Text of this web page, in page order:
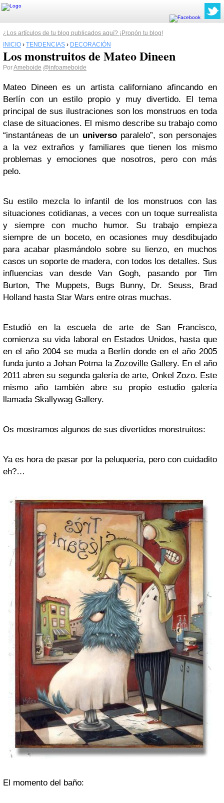
¿Los artículos de tu blog publicados aquí? ¡Propón tu blog!
INICIO › TENDENCIAS › DECORACIÓN
Los monstruitos de Mateo Dineen
PorAmeboide @infoameboide
Mateo Dineen es un artista californiano afincando en
Berlín con un estilo propio y muy divertido. El tema
principal de sus ilustraciones son los monstruos en toda
clase de situaciones. El mismo describe su trabajo como
“instantáneas de un universoparalelo”, son personajes
a la vez extraños y familiares que tienen los mismo
problemas y emociones que nosotros, pero con más
pelo.
Su estilo mezcla lo infantil de los monstruos con las
situaciones cotidianas, a veces con un toque surrealista
y siempre con mucho humor. Su trabajo empieza
siempre de un boceto, en ocasiones muy desdibujado
para acabar plasmándolo sobre su lienzo, en muchos
casos un soporte de madera, con todos los detalles. Sus
influencias van desde Van Gogh, pasando por Tim
Burton, The Muppets, Bugs Bunny, Dr. Seuss, Brad
Holland hasta Star Wars entre otras muchas.
Estudió en la escuela de arte de San Francisco,
comienza su vida laboral en Estados Unidos, hasta que
en el año 2004 se muda a Berlín donde en el año 2005
funda junto a Johan Potma laZozoville Gallery. En el año
2011 abren su segunda galería de arte, Onkel Zozo. Este
mismo año también abre su propio estudio galería
llamada Skallywag Gallery.
Os mostramos algunos de sus divertidos monstruitos:
Ya es hora de pasar por la peluquería, pero con cuidadito
eh?…
El momento del baño: